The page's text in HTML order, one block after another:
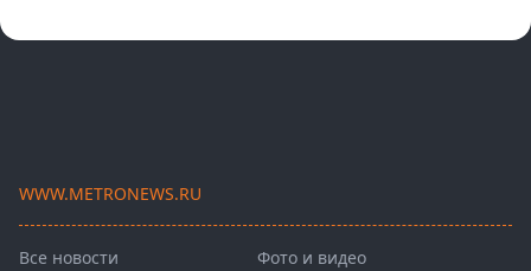
WWW.METRONEWS.RU
Все новости
Фото и видео